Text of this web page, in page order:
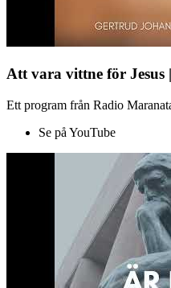
Att vara vittne för Jesus
Ett program från Radio
Se på YouTube